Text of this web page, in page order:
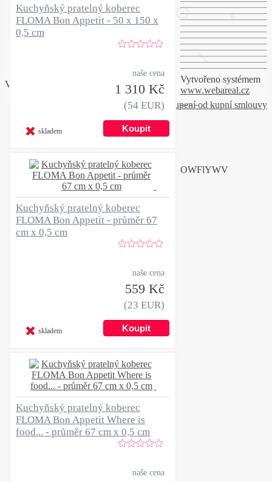
Kuchyňský pratelný koberec
FLOMA Bon Appetit - 50 x 150 x
0,5 cm
naše cena
1 310 Kč
(54 EUR)
skladem
Kuchyňský pratelný koberec
FLOMA Bon Appetit - průměr 67
cm x 0,5 cm
naše cena
559 Kč
(23 EUR)
skladem
Kuchyňský pratelný koberec
FLOMA Bon Appetit Where is
food... - průměr 67 cm x 0,5 cm
naše cena
Vytvořeno systémem
www.webareal.cz
Vytvořeno systémem
www.webareal.cz
Odstoupení od kupní smlouvy
OWFlYWV